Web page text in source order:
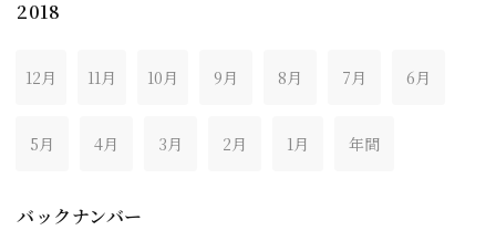
2018
12月 11月 10月 9月 8月 7月 6月
5月 4月 3月 2月 1月 年間
バックナンバー